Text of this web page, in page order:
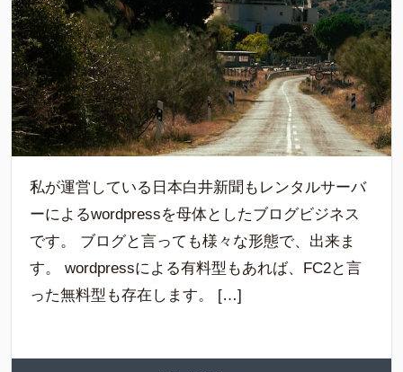
私が運営している日本白井新聞もレンタルサーバ
ーによるwordpressを母体としたブログビジネス
です。 ブログと言っても様々な形態で、出来ま
す。 wordpressによる有料型もあれば、FC2と言
った無料型も存在します。 […]